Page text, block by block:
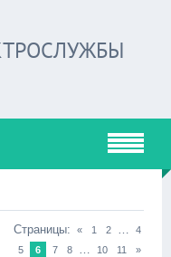
Страницы: « 1 2 …
4
5
6 7 8 … 10 11 »